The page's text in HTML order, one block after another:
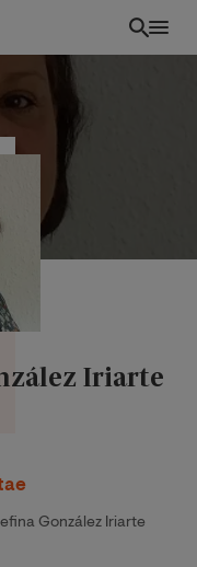
Iriarte
González Iriarte